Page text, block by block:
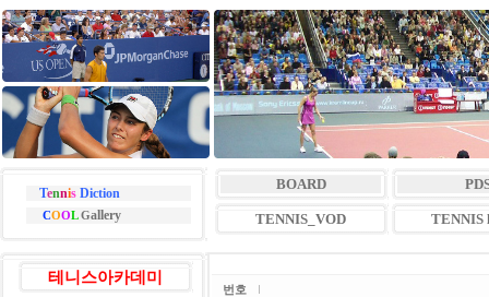
TennisDiction
COOLGallery
BOARD
TENNIS_VOD TENNIS
테니스아카데미
번호